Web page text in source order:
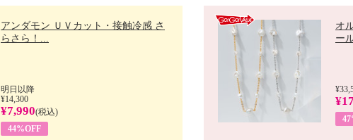
アンダモン ＵＶカット・接触冷感 さ
らさら！...
明日以降
¥14,300
¥7,990(税込)
44%OFF
オ
ー